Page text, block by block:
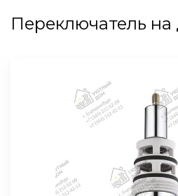
Переключатель на